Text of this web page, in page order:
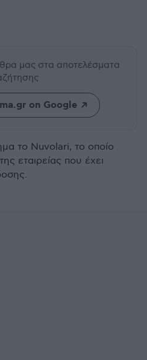
μας στα αποτελέσματα
on Google
το Nuvolari, το οποίο
εταιρείας που έχει